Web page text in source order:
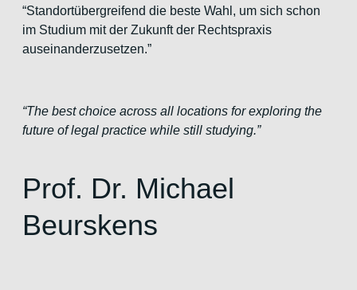
“Standortübergreifend die beste Wahl, um sich schon
im Studium mit der Zukunft der Rechtspraxis
auseinanderzusetzen.”
“The best choice across all locations for exploring the
future of legal practice while still studying.”
Prof. Dr. Michael
Beurskens